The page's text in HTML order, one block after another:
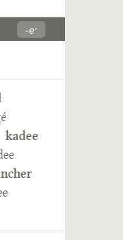
-eˑ
kadee